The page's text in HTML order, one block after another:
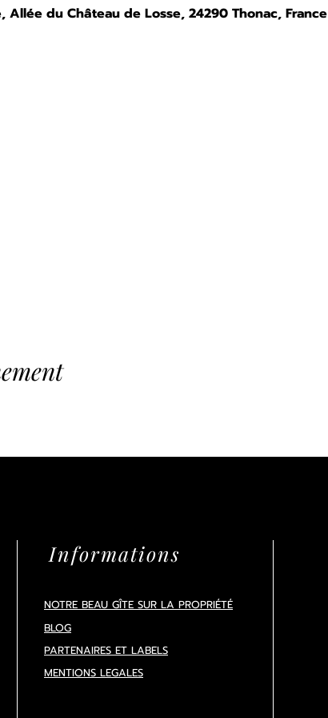
Allée du Château de Losse, 24290 Thonac, France
Informations
NOTRE BEAU GÎTE SUR LA PROPRIÉTÉ
BLOG
PARTENAIRES ET LABELS
MENTIONS LEGALES